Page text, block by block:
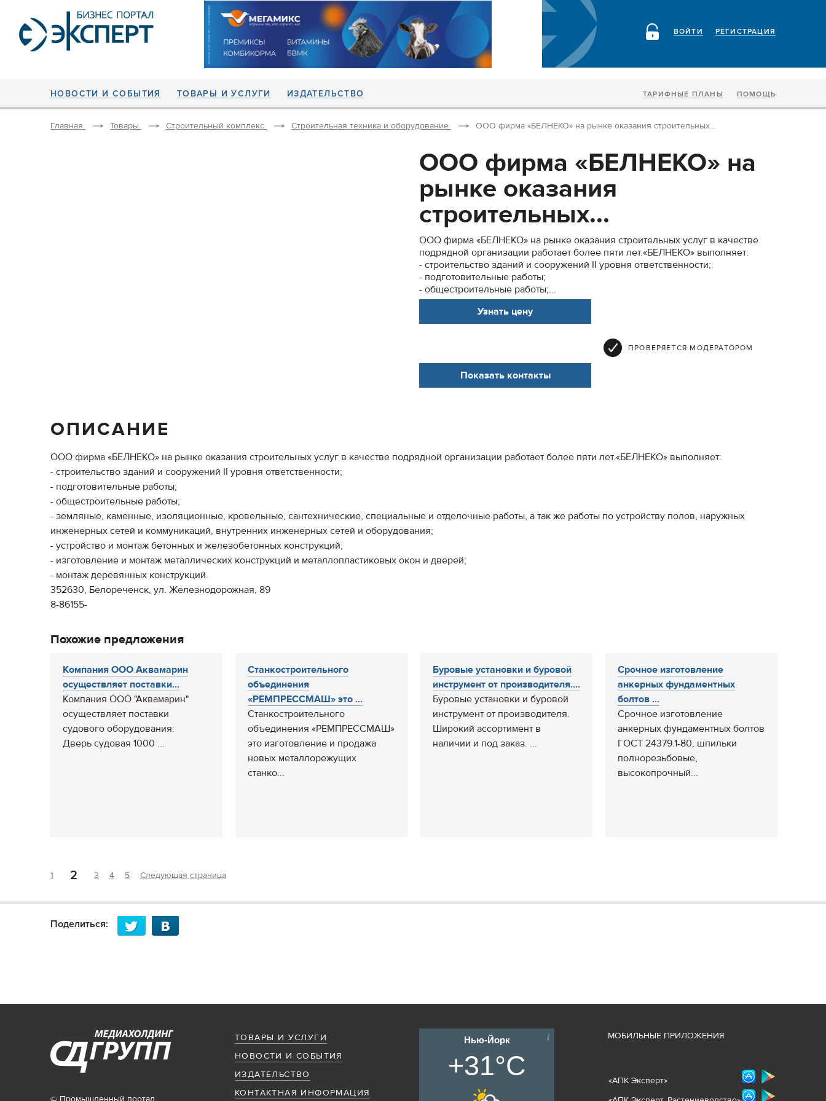
РЕГИСТРАЦИЯ
ВОЙТИ
НОВОСТИ И СОБЫТИЯ ТОВАРЫ И УСЛУГИ ИЗДАТЕЛЬСТВО ТАРИФНЫЕ ПЛАНЫ ПОМОЩЬ
Главная Товары Строительный комплекс Строительная техника и оборудование ООО фирма «БЕЛНЕКО» на рынке оказания строительных...
ООО фирма «БЕЛНЕКО» на
рынке оказания
строительных...
ООО фирма «БЕЛНЕКО» на рынке оказания строительных услуг в качестве
подрядной организации работает более пяти лет.«БЕЛНЕКО» выполняет:
- строительство зданий и сооружений II уровня ответственности;
- подготовительные работы;
- общестроительные работы;...
Узнать цену
ПРОВЕРЯЕТСЯ МОДЕРАТОРОМ
Показать контакты
ОПИСАНИЕ
ООО фирма «БЕЛНЕКО» на рынке оказания строительных услуг в качестве подрядной организации работает более пяти лет.«БЕЛНЕКО» выполняет:
- строительство зданий и сооружений II уровня ответственности;
- подготовительные работы;
- общестроительные работы;
- земляные, каменные, изоляционные, кровельные, сантехнические, специальные и отделочные работы, а так же работы по устройству полов, наружных
инженерных сетей и коммуникаций, внутренних инженерных сетей и оборудования;
- устройство и монтаж бетонных и железобетонных конструкций;
- изготовление и монтаж металлических конструкций и металлопластиковых окон и дверей;
- монтаж деревянных конструкций.
352630, Белореченск, ул. Железнодорожная, 89
8-86155-
Похожие предложения
Компания ООО Аквамарин
осуществляет поставки...
Компания ООО "Аквамарин"
осуществляет поставки
судового оборудования:
Дверь судовая 1000 ...
Станкостроительного
объединения
«РЕМПРЕССМАШ» это ...
Станкостроительного
объединения «РЕМПРЕССМАШ»
это изготовление и продажа
новых металлорежущих
станко...
Буровые установки и буровой
инструмент от производителя....
Буровые установки и буровой
инструмент от производителя.
Широкий ассортимент в
наличии и под заказ. ...
Срочное изготовление
анкерных фундаментных
болтов ...
Срочное изготовление
анкерных фундаментных болтов
ГОСТ 24379.1-80, шпильки
полнорезьбовые,
высокопрочный...
1 2 3 4 5 Следующая страница
Поделиться:
ТОВАРЫ И УСЛУГИ
НОВОСТИ И СОБЫТИЯ
ИЗДАТЕЛЬСТВО
КОНТАКТНАЯ ИНФОРМАЦИЯ
Нью-Йорк
+31°C
МОБИЛЬНЫЕ ПРИЛОЖЕНИЯ
«АПК Эксперт»